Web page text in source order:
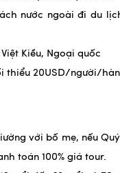
đi du lịch từ Việt Nam.
nước ngoài đi du
Kiều, Ngoại quốc
thiểu 20USD/người/
với bố mẹ, nếu